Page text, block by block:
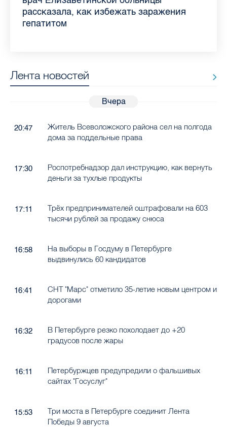
Ленобласти во II квартале 2026 года
рассказала, как избежать заражения
гепатитом
конкурс
работающих родителей
главные вопросы о заболевании
в жару
Лента новостей
Вчера
20:47
Житель Всеволожского района сел на полгода
дома за поддельные права
17:30
Роспотребнадзор дал инструкцию, как вернуть
деньги за тухлые продукты
17:11
Трёх предпринимателей оштрафовали на 603
тысячи рублей за продажу снюса
16:58
На выборы в Госдуму в Петербурге
выдвинулись 60 кандидатов
16:41
СНТ "Марс" отметило 35-летие новым центром и
дорогами
16:32
В Петербурге резко похолодает до +20
градусов после жары
16:11
Петербуржцев предупредили о фальшивых
сайтах "Госуслуг"
15:53
Три моста в Петербурге соединит Лента
Победы 9 августа